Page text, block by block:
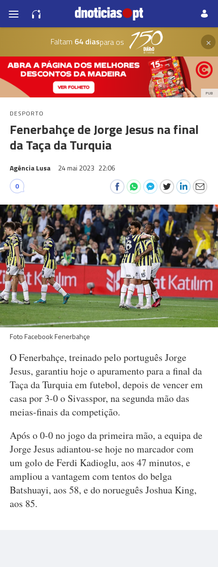
Faltam 64 diaspara os ×
PUB
DESPORTO
Fenerbahçe de Jorge Jesus na final
da Taça da Turquia
Agência Lusa 24 mai 2023 22:06
0
Foto Facebook Fenerbahçe
O Fenerbahçe, treinado pelo português Jorge
Jesus, garantiu hoje o apuramento para a final da
Taça da Turquia em futebol, depois de vencer em
casa por 3-0 o Sivasspor, na segunda mão das
meias-finais da competição.
Após o 0-0 no jogo da primeira mão, a equipa de
Jorge Jesus adiantou-se hoje no marcador com
um golo de Ferdi Kadioglu, aos 47 minutos, e
ampliou a vantagem com tentos do belga
Batshuayi, aos 58, e do norueguês Joshua King,
aos 85.